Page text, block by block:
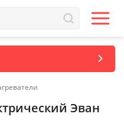
Эван